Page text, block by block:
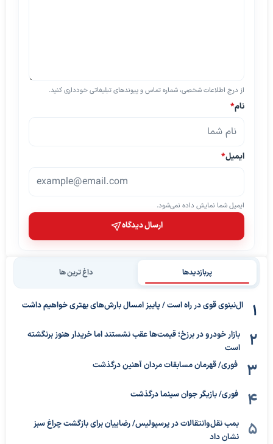
از درج اطلاعات شخصی، شماره تماس و پیوندهای تبلیغاتی خودداری کنید.
نام*
ایمیل*
ایمیل شما نمایش داده نمی‌شود.
ارسال دیدگاه
پربازدیدها داغ ترین ها
ال‌نینوی قوی در راه است / پاییز امسال بارش‌های بهتری خواهیم داشت
بازار خودرو در برزخ؛ قیمت‌ها عقب نشستند اما خریدار هنوز برنگشته
است
فوری/ قهرمان مسابقات مردان آهنین درگذشت
فوری/ بازیگر جوان سینما درگذشت
بمب نقل‌وانتقالات در پرسپولیس/ رضاییان برای بازگشت چراغ سبز
نشان داد